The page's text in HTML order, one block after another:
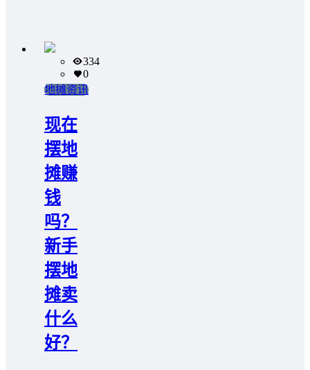
334
0
地摊资讯
现在
摆地
摊赚
钱
吗？
新手
摆地
摊卖
什么
好？